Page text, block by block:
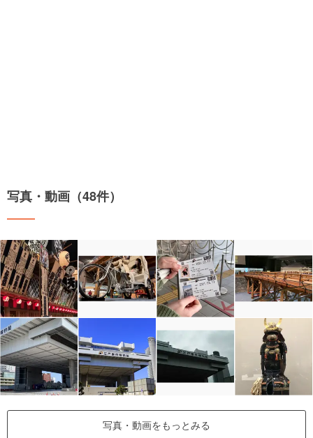
写真・動画（48件）
写真・動画をもっとみる